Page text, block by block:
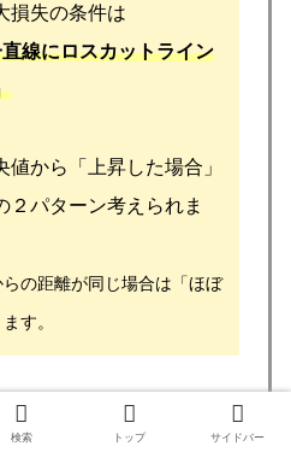
損失の条件は
線にロスカットライン
値から「上昇した場合」
２パターン考えられま
の距離が同じ場合は「ほぼ
す。
検索 トップ サイドバー